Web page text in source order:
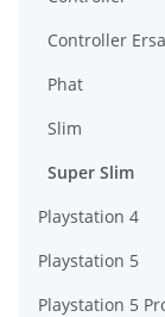
Controller
Phat
Slim
Super Slim
Playstation 4
Playstation 5
Playstation 5